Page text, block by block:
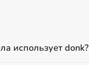
использует donk?